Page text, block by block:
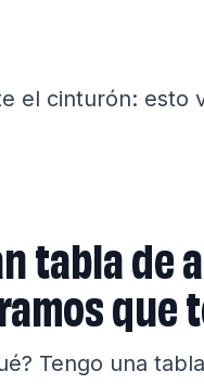
el cinturón: esto
tabla de
que
Tengo una